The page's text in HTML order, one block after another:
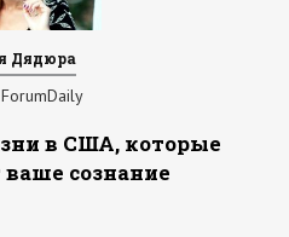
Дядюра
в США, которые
сознание